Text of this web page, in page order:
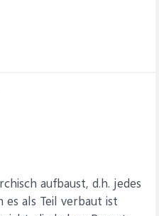
aufbaust, d.h. jedes
es als Teil verbaut ist